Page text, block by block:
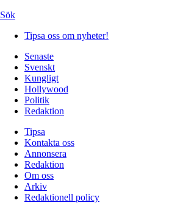
Sök
Tipsa oss om nyheter!
Senaste
Svenskt
Kungligt
Hollywood
Politik
Redaktion
Tipsa
Kontakta oss
Annonsera
Redaktion
Om oss
Arkiv
Redaktionell policy